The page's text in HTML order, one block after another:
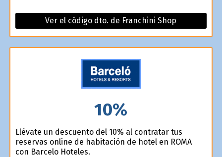
Ver el código dto. de Franchini Shop
10%
Llévate un descuento del 10% al contratar tus
reservas online de habitación de hotel en ROMA
con Barcelo Hoteles.